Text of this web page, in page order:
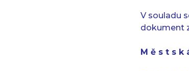
V souladu
dokument
M ě s t s